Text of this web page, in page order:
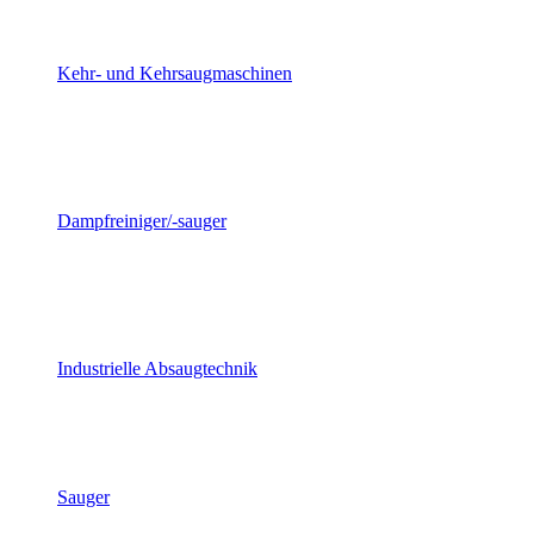
Kehr- und Kehrsaugmaschinen
Dampfreiniger/-sauger
Industrielle Absaugtechnik
Sauger